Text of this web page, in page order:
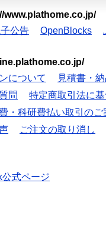
www.plathome.co.jp/
公告 OpenBlocks
について
見積書・
問
特定商取引法に
・科研費払い取引のご
ご注文の取り消し
公式ページ